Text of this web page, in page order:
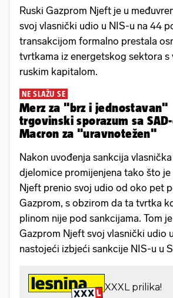
Ruski Gazprom Njeft je u
svoj vlasnički udio u NIS-u na 44
transakcijom formalno prestala
tvrtkama iz energetskog sektora s
ruskim kapitalom.
NE SLAŽU SE
Merz za "brz i jednostavan"
trgovinski sporazum sa
Macron za "uravnotežen"
Nakon uvođenja sankcija
djelomice promijenjena tako što
Njeft prenio svoj udio od oko pet
Gazprom, s obzirom da ta tvrtka
plinom nije pod sankcijama. Tom
Gazprom Njeft svoj vlasnički udio
nastojeći izbjeći sankcije NIS-u u